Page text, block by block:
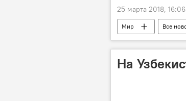
25 марта 2018, 16:06
Мир Все
На